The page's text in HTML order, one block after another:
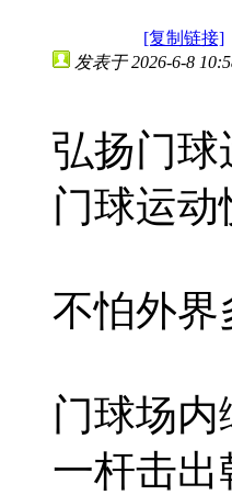
[复制链接]
发表于 2026-6-8
弘扬门球
门球运
不怕外界
门球场
一杆击出